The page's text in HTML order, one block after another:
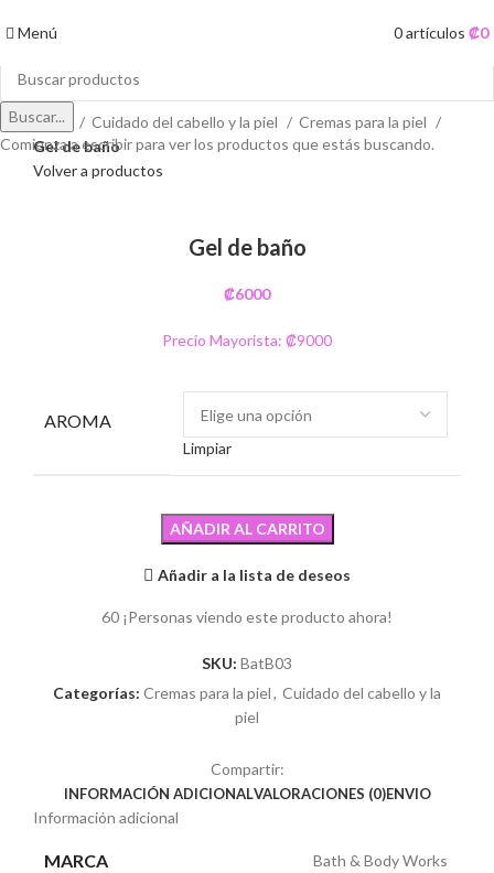
Menú 0artículos ₡0
Inicio Cuidado del cabello y la piel
Cremas para la piel
Gel de baño
Volver a productos
Gel de baño
₡6000
Precio Mayorista: ₡9000
AROMA
Limpiar
AÑADIR AL CARRITO
Añadir a la lista de deseos
60 ¡Personas viendo este producto ahora!
SKU: BatB03
Categorías: Cremas para la piel, Cuidado del cabello y la
piel
Compartir:
INFORMACIÓN ADICIONALVALORACIONES (0)ENVIO
Información adicional
MARCA Bath & Body Works
Buscar...
Comienza a escribir para ver los productos que estás buscando.